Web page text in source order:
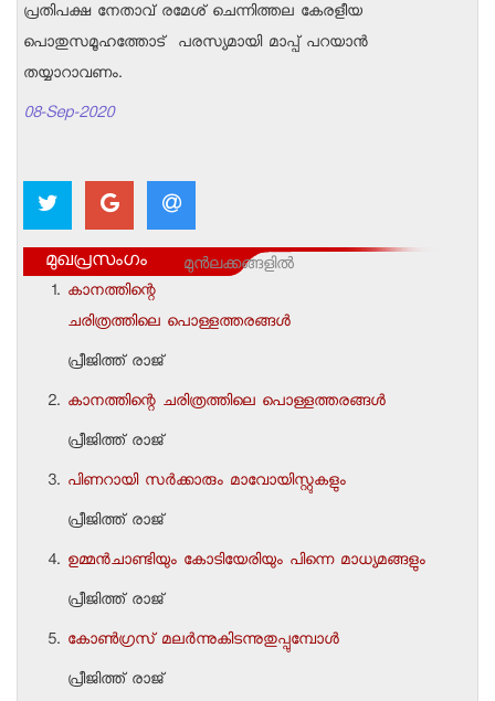
പ്രതിപക്ഷ നേതാവ് രമേശ് ചെന്നിത്തല കേരളീയ
പൊതുസമൂഹത്തോട് പരസ്യമായി മാപ്പ് പറയാൻ
തയ്യാറാവണം.
08-Sep-2020
മുഖപ്രസംഗം മുന്‍ലക്കങ്ങളില്‍
കാനത്തിന്റെ
ചരിത്രത്തിലെ പൊള്ളത്തരങ്ങള്‍
പ്രീജിത്ത് രാജ്
കാനത്തിന്റെ ചരിത്രത്തിലെ പൊള്ളത്തരങ്ങള്‍
പ്രീജിത്ത് രാജ്
പിണറായി സര്‍ക്കാരും മാവോയിസ്റ്റുകളും
പ്രീജിത്ത് രാജ്
ഉമ്മന്‍ചാണ്ടിയും കോടിയേരിയും പിന്നെ മാധ്യമങ്ങളും
പ്രീജിത്ത് രാജ്
കോണ്‍ഗ്രസ് മലര്‍ന്നുകിടന്നുതുപ്പുമ്പോള്‍
പ്രീജിത്ത് രാജ്